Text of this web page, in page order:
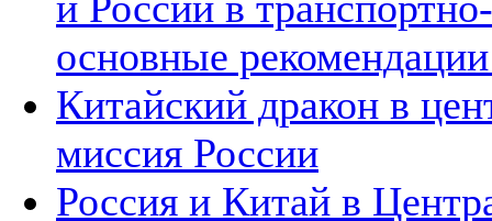
основные
Китайский дракон в
миссия России
Россия и Китай в